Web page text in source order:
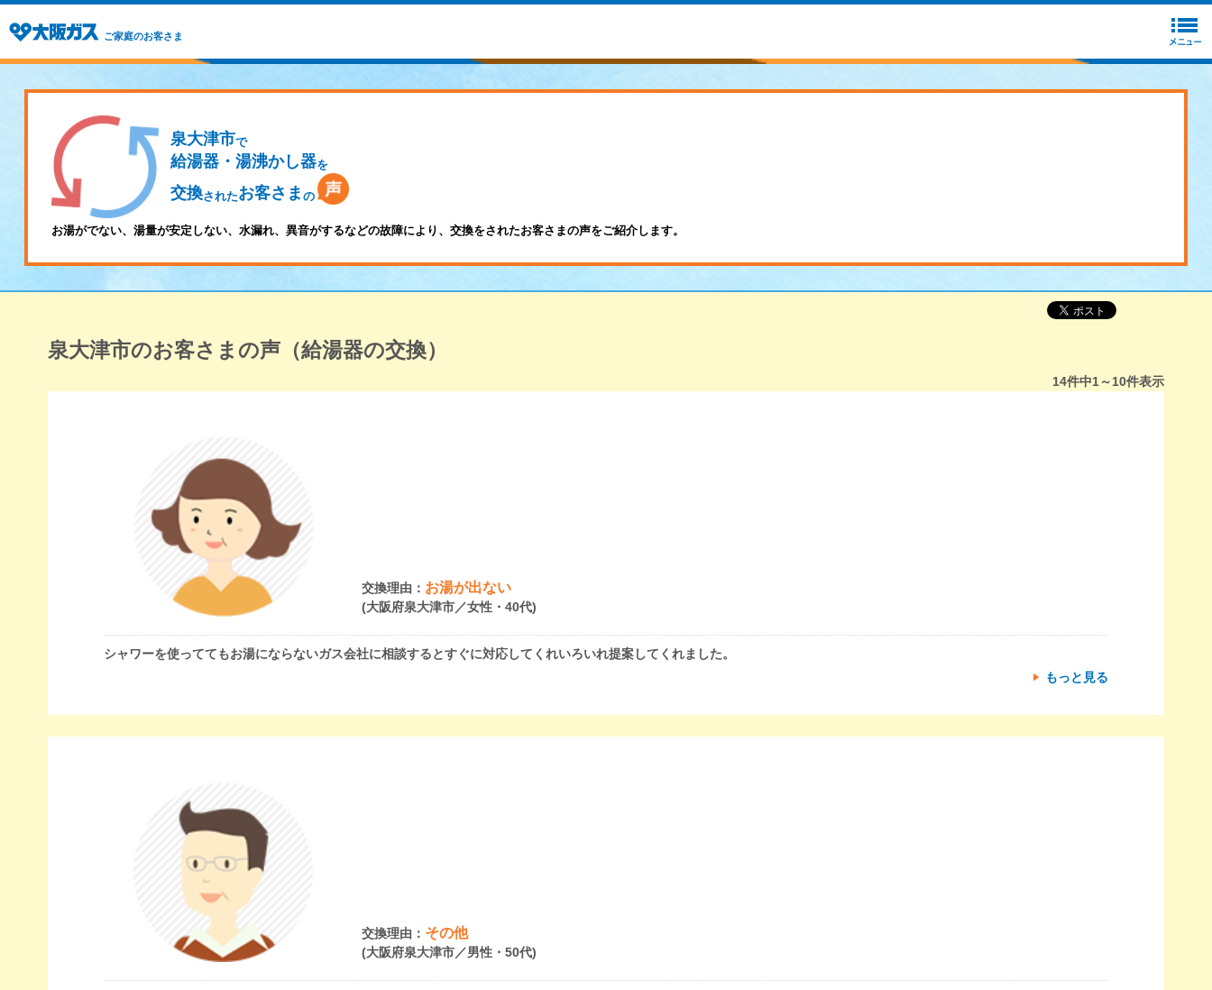
ご家庭のお客さま
泉大津市で
給湯器・湯沸かし器を
交換されたお客さま の
お湯がでない、湯量が安定しない、水漏れ、異音がするなどの故障により、交換をされたお客さまの声をご紹介します。
泉大津市のお客さまの声（給湯器の交換）
14件中1～10件表示
交換理由： お湯が出ない
(大阪府泉大津市／女性・40代)
シャワーを使っててもお湯にならないガス会社に相談するとすぐに対応してくれいろいれ提案してくれました。
もっと見る
交換理由： その他
(大阪府泉大津市／男性・50代)